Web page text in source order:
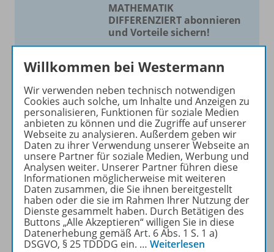
MATHEMATIK
DIFFERENZIERT abonnieren
und Vorteile sichern!
Mathematik nach Maß!
Die Zeitschrift erscheint als
Print- und als digitale Version.
Beiträge und Materialien
können im Online-Archiv von
MATHEMATIK DIFFERENZIERT
kostenlos recherchiert und
heruntergeladen werden (nur
für Privatpersonen).
Jetzt kostengünstig
Probelesen oder gleich zum
Vorteilspreis abonnieren!
Willkommen bei Westermann
Wir verwenden neben technisch notwendigen
Cookies auch solche, um Inhalte und Anzeigen zu
personalisieren, Funktionen für soziale Medien
anbieten zu können und die Zugriffe auf unserer
Webseite zu analysieren. Außerdem geben wir
Daten zu ihrer Verwendung unserer Webseite an
unsere Partner für soziale Medien, Werbung und
Analysen weiter. Unserer Partner führen diese
Informationen möglicherweise mit weiteren
Daten zusammen, die Sie ihnen bereitgestellt
haben oder die sie im Rahmen Ihrer Nutzung der
Dienste gesammelt haben. Durch Betätigen des
Buttons „Alle Akzeptieren“ willigen Sie in diese
Datenerhebung gemäß Art. 6 Abs. 1 S. 1 a)
DSGVO, § 25 TDDDG ein. … Weiterlesen